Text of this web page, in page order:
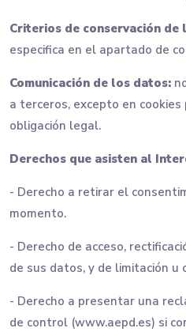
Criterios de conservación de
especifica en el apartado de
Comunicación de los datos:
a terceros, excepto en
obligación legal.
Derechos que asisten al
- Derecho a retirar el
momento.
- Derecho de acceso,
de sus datos, y de limitación
- Derecho a presentar una
de control (www.aepd.es) si